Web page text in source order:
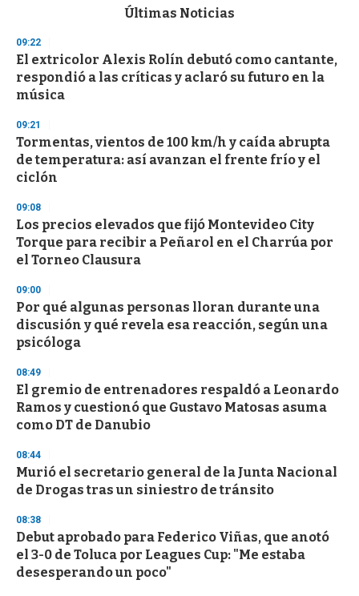
d
s
o
f
3
s
e
c
o
n
s
Últimas Noticias
09:22
El extricolor Alexis Rolín debutó como cantante,
respondió a las críticas y aclaró su futuro en la
música
09:21
Tormentas, vientos de 100 km/h y caída abrupta
de temperatura: así avanzan el frente frío y el
ciclón
09:08
Los precios elevados que fijó Montevideo City
Torque para recibir a Peñarol en el Charrúa por
el Torneo Clausura
09:00
Por qué algunas personas lloran durante una
discusión y qué revela esa reacción, según una
psicóloga
08:49
El gremio de entrenadores respaldó a Leonardo
Ramos y cuestionó que Gustavo Matosas asuma
como DT de Danubio
08:44
Murió el secretario general de la Junta Nacional
de Drogas tras un siniestro de tránsito
08:38
Debut aprobado para Federico Viñas, que anotó
el 3-0 de Toluca por Leagues Cup: "Me estaba
desesperando un poco"